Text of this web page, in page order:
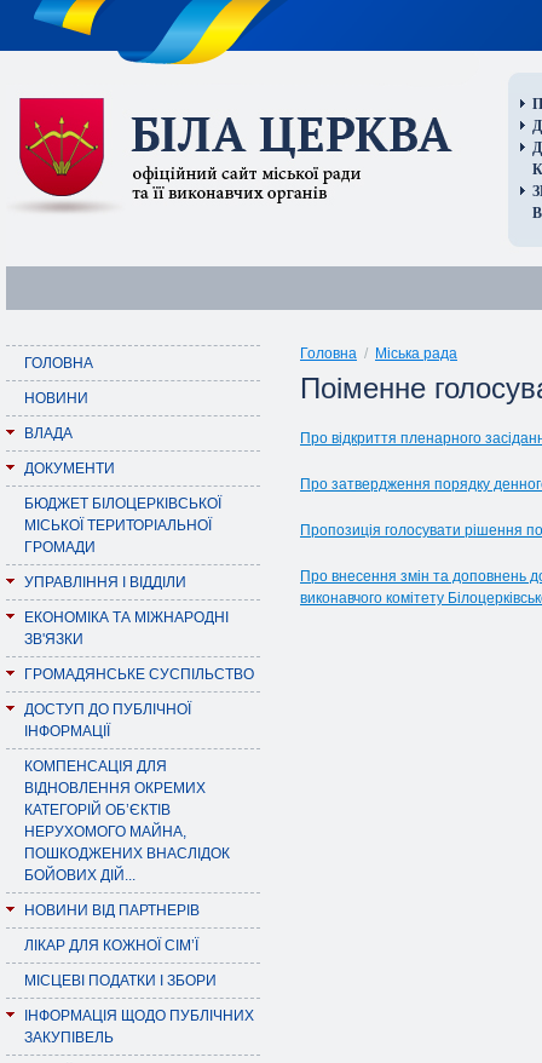
ГОЛОВНА
НОВИНИ
ВЛАДА
ДОКУМЕНТИ
БЮДЖЕТ БІЛОЦЕРКІВСЬКОЇ
МІСЬКОЇ ТЕРИТОРІАЛЬНОЇ
ГРОМАДИ
УПРАВЛІННЯ І ВІДДІЛИ
ЕКОНОМІКА ТА МІЖНАРОДНІ
ЗВ'ЯЗКИ
ГРОМАДЯНСЬКЕ СУСПІЛЬСТВО
ДОСТУП ДО ПУБЛІЧНОЇ
ІНФОРМАЦІЇ
КОМПЕНСАЦІЯ ДЛЯ
ВІДНОВЛЕННЯ ОКРЕМИХ
КАТЕГОРІЙ ОБ’ЄКТІВ
НЕРУХОМОГО МАЙНА,
ПОШКОДЖЕНИХ ВНАСЛІДОК
БОЙОВИХ ДІЙ...
НОВИНИ ВІД ПАРТНЕРІВ
ЛІКАР ДЛЯ КОЖНОЇ СІМ’Ї
МІСЦЕВІ ПОДАТКИ І ЗБОРИ
ІНФОРМАЦІЯ ЩОДО ПУБЛІЧНИХ
ЗАКУПІВЕЛЬ
Головна / Міська рада
Поіменне
Про відкриття пленарного
Про затвердження порядку
Пропозиція голосувати рішення
Про внесення змін та доповнень
виконавчого комітету